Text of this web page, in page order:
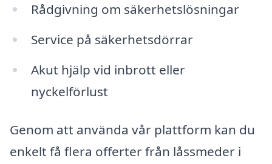
Rådgivning om säkerhetslösningar
Service på säkerhetsdörrar
Akut hjälp vid inbrott eller
nyckelförlust
Genom att använda vår plattform kan du
enkelt få flera offerter från låssmeder i